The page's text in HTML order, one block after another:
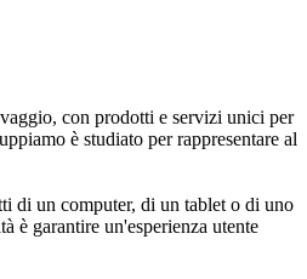
con prodotti e servizi unici per
è studiato per rappresentare al
di un computer, di un tablet o di uno
è garantire un'esperienza utente